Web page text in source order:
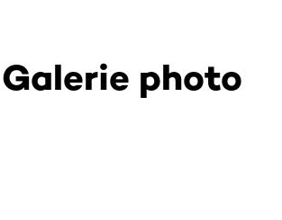
Galerie photo